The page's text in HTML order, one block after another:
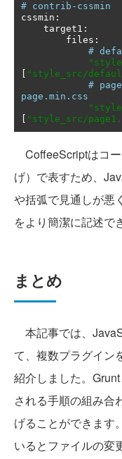
# contrib-cssmin
cssmin :
    target1
:
        files
:
#
"style_src/
#
page.min.css
"style_src/
CoffeeScriptはコ
げ）で表すため、
や括弧で見通しが悪
をより簡潔に記述で
まとめ
本記事では、
て、複数プラグイン
紹介しました。
される手順の組み合
げることができます
いるとファイルの変